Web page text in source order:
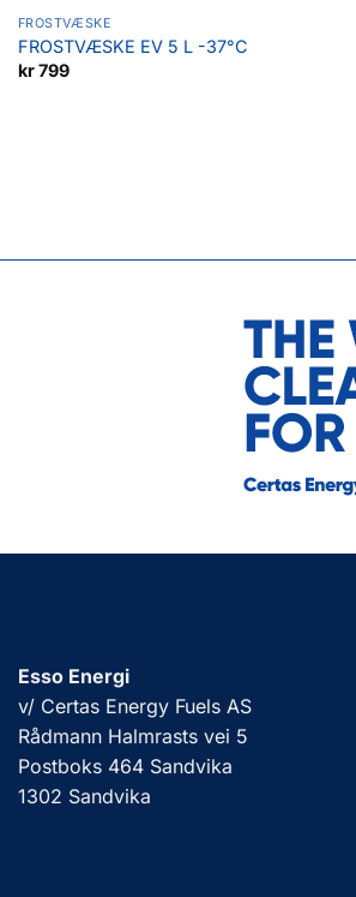
FROSTVÆSKE
FROSTVÆSKE EV 5 L -37°C
kr799
Esso Energi
v/ Certas Energy Fuels AS
Rådmann Halmrasts vei 5
Postboks 464 Sandvika
1302 Sandvika